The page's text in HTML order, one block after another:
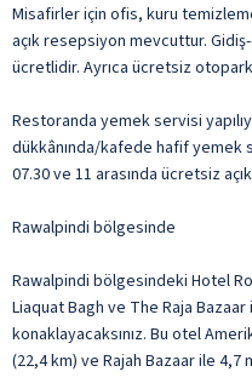
Misafirler için ofis, kuru
açık resepsiyon mevcuttur.
ücretlidir. Ayrıca ücretsiz otopark
Restoranda yemek servisi
dükkânında/kafede hafif yemek
07.30 ve 11 arasında ücretsiz
Rawalpindi bölgesinde
Rawalpindi bölgesindeki Hotel
Liaquat Bagh ve The Raja
konaklayacaksınız. Bu otel
(22,4 km) ve Rajah Bazaar ile 4,7